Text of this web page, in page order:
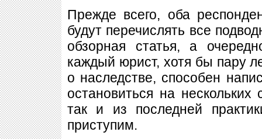
Прежде всего, оба
будут перечислять все
обзорная статья, а
каждый юрист, хотя бы пару
о наследстве, способен
остановиться на нескольких
так и из последней
приступим.